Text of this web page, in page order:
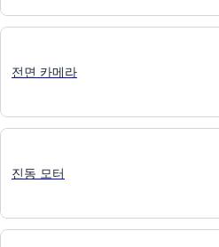
전면 카메라
진동 모터